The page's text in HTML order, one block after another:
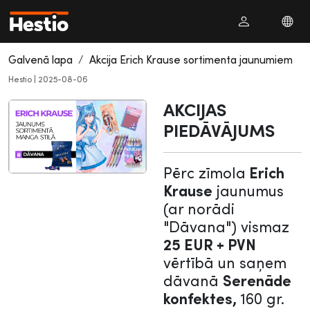
Galvenā lapa Akcija Erich Krause sortimenta jaunumiem
Hestio 2025-08-06
AKCIJAS
PIEDĀVĀJUMS
Pērc zīmola Erich
Krause jaunumus
(ar norādi
"Dāvana") vismaz
25 EUR + PVN
vērtībā un saņem
dāvanā Serenāde
konfektes, 160 gr.